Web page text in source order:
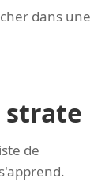
dans une
strate
de